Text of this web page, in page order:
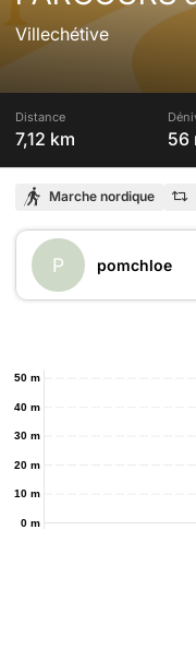
Villechétive
Distance
7,12 km 56
Marche nordique
P pomchloe
0 m
10 m
20 m
30 m
40 m
50 m